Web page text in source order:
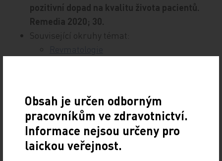
pozitivní dopad na kvalitu života pacientů.
Remedia 2020; 30.
Související okruhy témat:
Obsah je určen odborným
pracovníkům ve zdravotnictví.
Informace nejsou určeny pro
laickou veřejnost.